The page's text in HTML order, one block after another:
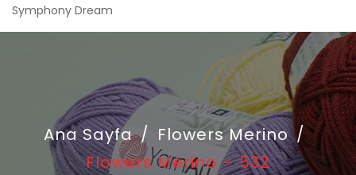
Symphony Dream
Ana Sayfa / Flowers Merino /
Flowers Merino – 532